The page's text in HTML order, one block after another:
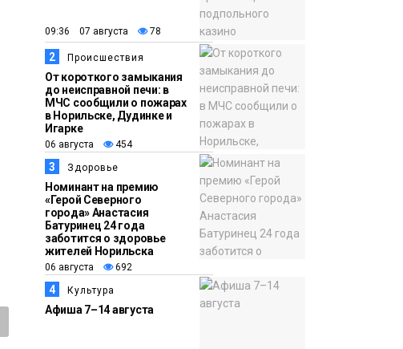
14:36
06 августа
Плато
Путорана
На плато Путорана
создадут систему
наблюдения за вечной
мерзлотой и очистят
территорию от мусора
13:47
06 августа
Новости
Заполярный
транспортный филиал
в Дудинке
заасфальтировал 47
тысяч «квадратов»
грузовых площадок
13:10
В Норильске лыжную
09:36 07 августа 78
2 Происшествия
От короткого замыкания
до неисправной печи: в
МЧС сообщили о пожарах
в Норильске, Дудинке и
Игарке
06 августа 454
3 Здоровье
Номинант на премию
«Герой Северного
города» Анастасия
Батуринец 24 года
заботится о здоровье
жителей Норильска
06 августа 692
4 Культура
Афиша 7–14 августа